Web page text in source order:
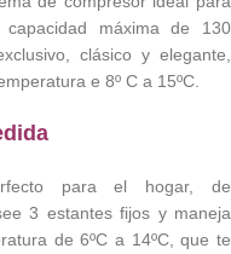
máxima de 130
clásico y elegante,
e 8º C a 15ºC.
para el hogar, de
3 estantes fijos y maneja
de 6ºC a 14ºC, que te